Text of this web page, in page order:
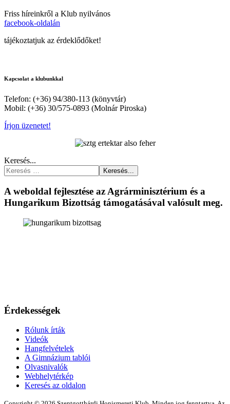
Friss híreinkről a Klub nyilvános
facebook-oldalán
tájékoztatjuk az érdeklődőket!
Kapcsolat a klubunkkal
Telefon: (+36) 94/380-113 (könyvtár)
Mobil: (+36) 30/575-0893 (Molnár Piroska)
Írjon üzenetet!
Keresés...
Keresés...
A weboldal fejlesztése az Agrárminisztérium és a
Hungarikum Bizottság támogatásával valósult meg.
Érdekességek
Rólunk írták
Videók
Hangfelvételek
A Gimnázium tablói
Olvasnivalók
Webhelytérkép
Keresés az oldalon